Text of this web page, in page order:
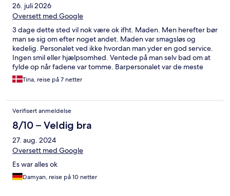
26. juli 2026
Oversett med Google
3 dage dette sted vil nok være ok ifht. Maden. Men herefter bør
man se sig om efter noget andet. Maden var smagsløs og
kedelig. Personalet ved ikke hvordan man yder en god service.
Ingen smil eller hjælpsomhed. Ventede på man selv bad om at
fylde op når fadene var tomme. Barpersonalet var de meste
serviceminded men havde ikke sans for at lave drinks. De var så
stærke at de ofte var udrikkelige. Poolen var god og ren. Ofte
Tina, reise på 7 netter
Verifisert anmeldelse
8/10 – Veldig bra
27. aug. 2024
Oversett med Google
Es war alles ok
Damyan, reise på 10 netter